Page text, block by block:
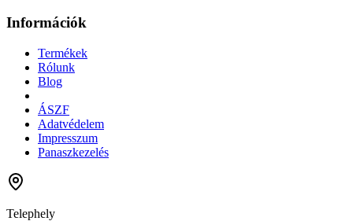
Információk
Termékek
Rólunk
Blog
ÁSZF
Adatvédelem
Impresszum
Panaszkezelés
Telephely